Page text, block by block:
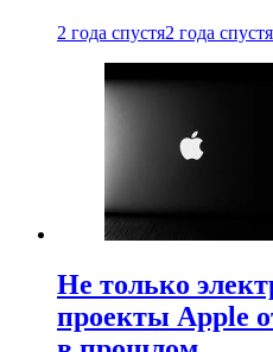
2 года спустя2 года спустя
Не только
проекты Apple